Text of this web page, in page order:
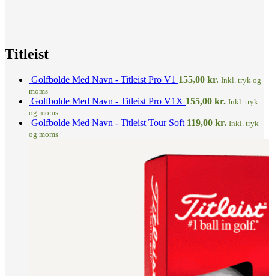
Titleist
Golfbolde Med Navn - Titleist Pro V1 155,00 kr. Inkl. tryk og
moms
Golfbolde Med Navn - Titleist Pro V1X 155,00 kr. Inkl. tryk
og moms
Golfbolde Med Navn - Titleist Tour Soft 119,00 kr. Inkl. tryk
og moms